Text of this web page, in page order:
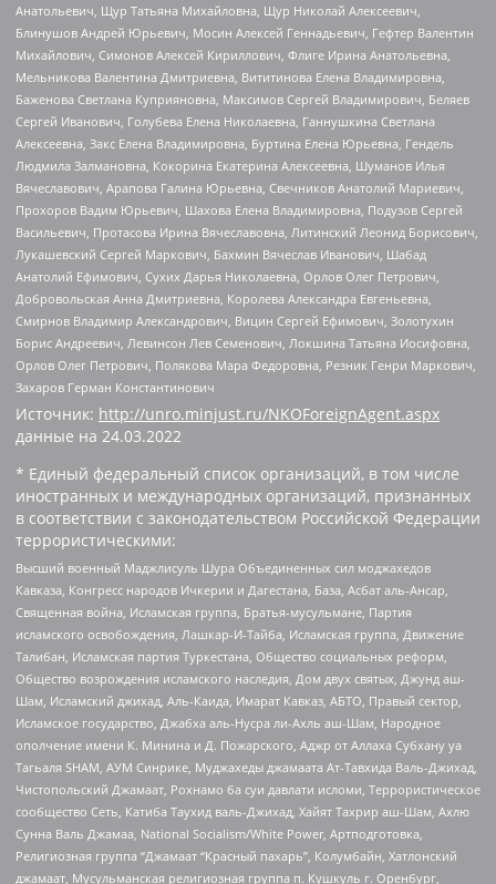
Анатольевич, Щур Татьяна Михайловна, Щур Николай Алексеевич,
Блинушов Андрей Юрьевич, Мосин Алексей Геннадьевич, Гефтер Валентин
Михайлович, Симонов Алексей Кириллович, Флиге Ирина Анатольевна,
Мельникова Валентина Дмитриевна, Вититинова Елена Владимировна,
Баженова Светлана Куприяновна, Максимов Сергей Владимирович, Беляев
Сергей Иванович, Голубева Елена Николаевна, Ганнушкина Светлана
Алексеевна, Закс Елена Владимировна, Буртина Елена Юрьевна, Гендель
Людмила Залмановна, Кокорина Екатерина Алексеевна, Шуманов Илья
Вячеславович, Арапова Галина Юрьевна, Свечников Анатолий Мариевич,
Прохоров Вадим Юрьевич, Шахова Елена Владимировна, Подузов Сергей
Васильевич, Протасова Ирина Вячеславовна, Литинский Леонид Борисович,
Лукашевский Сергей Маркович, Бахмин Вячеслав Иванович, Шабад
Анатолий Ефимович, Сухих Дарья Николаевна, Орлов Олег Петрович,
Добровольская Анна Дмитриевна, Королева Александра Евгеньевна,
Смирнов Владимир Александрович, Вицин Сергей Ефимович, Золотухин
Борис Андреевич, Левинсон Лев Семенович, Локшина Татьяна Иосифовна,
Орлов Олег Петрович, Полякова Мара Федоровна, Резник Генри Маркович,
Захаров Герман Константинович
Источник: http://unro.minjust.ru/NKOForeignAgent.aspx
данные на 24.03.2022
* Единый федеральный список организаций, в том числе
иностранных и международных организаций, признанных
в соответствии с законодательством Российской Федерации
террористическими:
Высший военный Маджлисуль Шура Объединенных сил моджахедов
Кавказа, Конгресс народов Ичкерии и Дагестана, База, Асбат аль-Ансар,
Священная война, Исламская группа, Братья-мусульмане, Партия
исламского освобождения, Лашкар-И-Тайба, Исламская группа, Движение
Талибан, Исламская партия Туркестана, Общество социальных реформ,
Общество возрождения исламского наследия, Дом двух святых, Джунд аш-
Шам, Исламский джихад, Аль-Каида, Имарат Кавказ, АБТО, Правый сектор,
Исламское государство, Джабха аль-Нусра ли-Ахль аш-Шам, Народное
ополчение имени К. Минина и Д. Пожарского, Аджр от Аллаха Субхану уа
Тагьаля SHAM, АУМ Синрике, Муджахеды джамаата Ат-Тавхида Валь-Джихад,
Чистопольский Джамаат, Рохнамо ба суи давлати исломи, Террористическое
сообщество Сеть, Катиба Таухид валь-Джихад, Хайят Тахрир аш-Шам, Ахлю
Сунна Валь Джамаа, National Socialism/White Power, Артподготовка,
Религиозная группа “Джамаат “Красный пахарь”, Колумбайн, Хатлонский
джамаат, Мусульманская религиозная группа п. Кушкуль г. Оренбург,